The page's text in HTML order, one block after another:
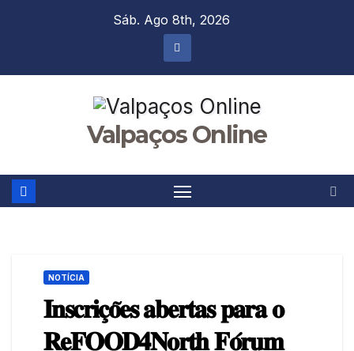
Sáb. Ago 8th, 2026
Valpaços Online
NOTÍCIA
𝐈𝐧𝐬𝐜𝐫𝐢𝐜̧𝐨̃𝐞𝐬 𝐚𝐛𝐞𝐫𝐭𝐚𝐬 𝐩𝐚𝐫𝐚 𝐨
𝐑𝐞𝐅𝐎𝐎𝐃𝟒𝐍𝐨𝐫𝐭𝐡 𝐅𝐨́𝐫𝐮𝐦